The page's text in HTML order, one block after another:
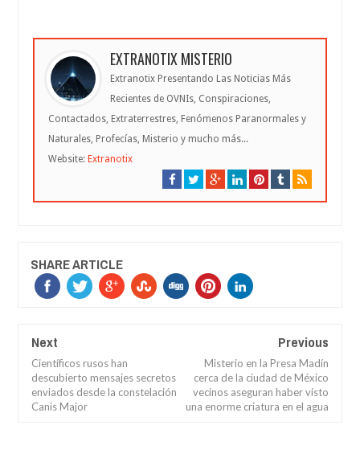
EXTRANOTIX MISTERIO
Extranotix Presentando Las Noticias Más
Recientes de OVNIs, Conspiraciones,
Contactados, Extraterrestres, Fenómenos Paranormales y
Naturales, Profecías, Misterio y mucho más...
Website: Extranotix
SHARE ARTICLE
Next
Científicos rusos han
descubierto mensajes secretos
enviados desde la constelación
Canis Major
Previous
Misterio en la Presa Madín
cerca de la ciudad de México
vecinos aseguran haber visto
una enorme criatura en el agua